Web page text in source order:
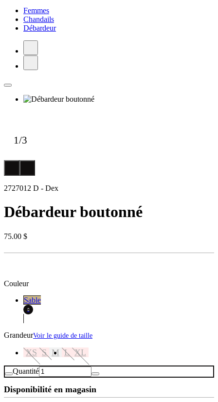
Femmes
Chandails
Débardeur
1/3
2727012 D - Dex
Débardeur boutonné
75.00 $
Couleur
Sable
GrandeurVoir le guide de taille
XS S M L XL
Quantité
Disponibilité en magasin